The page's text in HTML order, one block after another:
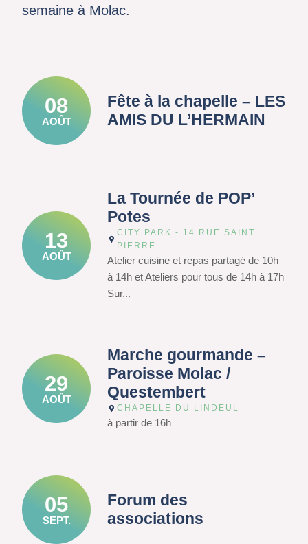
semaine à Molac.
08
AOÛT
Fête à la chapelle – LES
AMIS DU L’HERMAIN
13
AOÛT
La Tournée de POP’
Potes
CITY PARK - 14 RUE SAINT
PIERRE
Atelier cuisine et repas partagé de 10h
à 14h et Ateliers pour tous de 14h à 17h
Sur...
29
AOÛT
Marche gourmande –
Paroisse Molac /
Questembert
CHAPELLE DU LINDEUL
à partir de 16h
05
SEPT.
Forum des
associations